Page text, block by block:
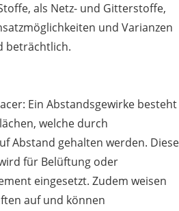
als Netz- und Gitterstoffe,
und Varianzen
beträchtlich.
Ein Abstandsgewirke besteht
welche durch
Abstand gehalten werden. Diese
für Belüftung oder
eingesetzt. Zudem weisen
auf und können